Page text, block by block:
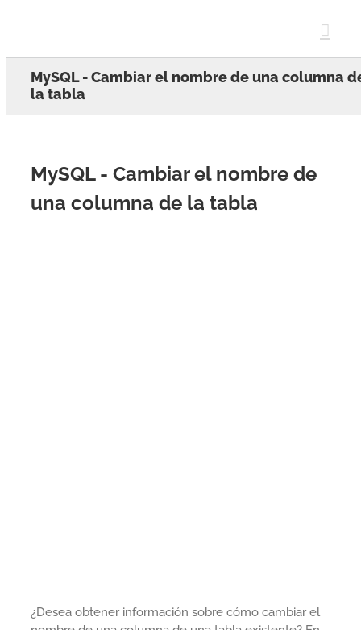
MySQL - Cambiar el nombre de una columna
la tabla
MySQL - Cambiar el nombre de
una columna de la tabla
¿Desea obtener información sobre cómo cambiar el